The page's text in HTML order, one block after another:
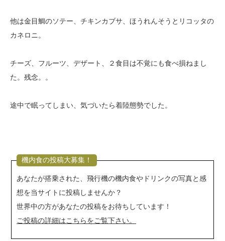
他は金目鯛のソテー、チキンカブサ、ほうれんそうとリコッタの
カネロニ。
チーズ、フルーツ、デザート、２食目は不覚にも食べ損ねまし
た。残念。。
途中で眠ってしまい、気づいたら着陸態勢でした。
機内食の投稿大募集！
あなたが搭乗された、飛行機の機内食やドリンクの写真と感
想を当サイトに投稿しませんか？
世界中の方があなたの投稿をお待ちしています！
ご投稿の詳細はこちらをご覧下さい。